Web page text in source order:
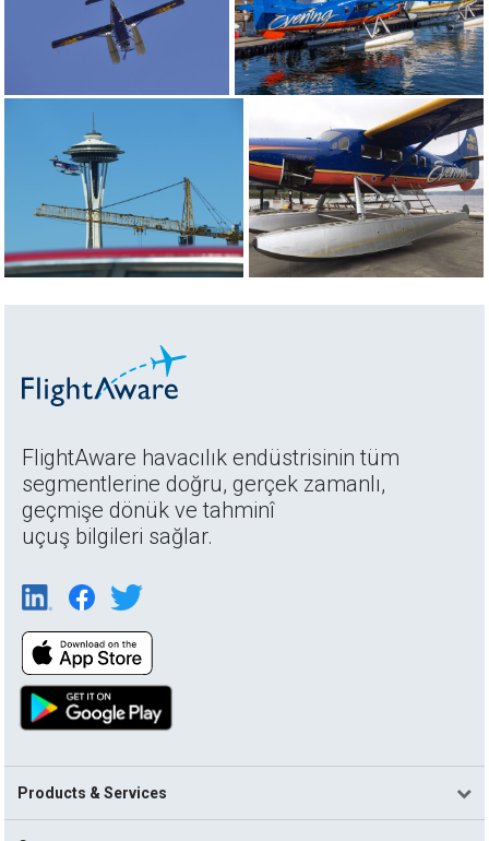
FlightAware havacılık endüstrisinin tüm
segmentlerine doğru, gerçek zamanlı,
geçmişe dönük ve tahminî
uçuş bilgileri sağlar.
Products & Services